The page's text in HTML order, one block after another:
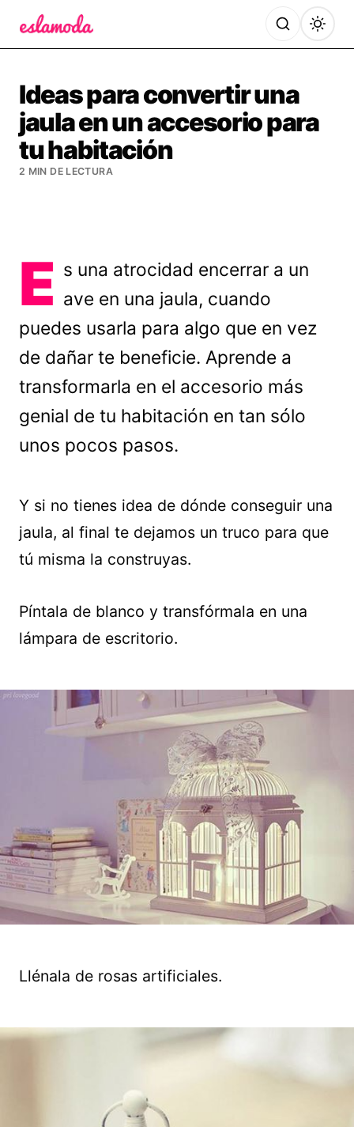
Ideas para convertir una
jaula en un accesorio para
tu habitación
2 MIN DE LECTURA
E s una atrocidad encerrar a un
ave en una jaula, cuando
puedes usarla para algo que en vez
de dañar te beneficie. Aprende a
transformarla en el accesorio más
genial de tu habitación en tan sólo
unos pocos pasos.
Y si no tienes idea de dónde conseguir una
jaula, al final te dejamos un truco para que
tú misma la construyas.
Píntala de blanco y transfórmala en una
lámpara de escritorio.
Llénala de rosas artificiales.